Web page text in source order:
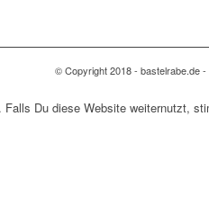
© Copyright 2018 - bastelrabe.de -
Du diese Website weiternutzt,